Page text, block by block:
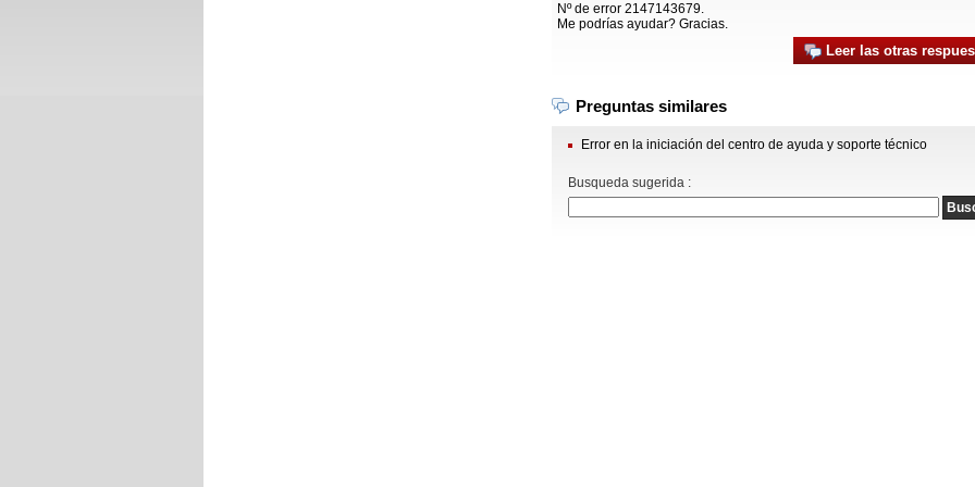
Nº de error 2147143679.
Me podrías ayudar? Gracias.
Leer las otras
Preguntas similares
Error en la iniciación del centro de ayuda y soporte técnico
Busqueda sugerida :